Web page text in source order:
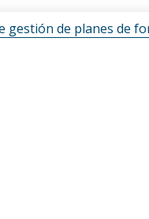
gestión de planes de